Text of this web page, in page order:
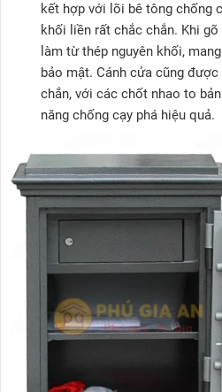
kết hợp với lõi bê tông chống
khối liền rất chắc chắn. Khi
làm từ thép nguyên khối,
bảo mật. Cánh cửa cũng
chắn, với các chốt nhao to
năng chống cạy phá hiệu quả.